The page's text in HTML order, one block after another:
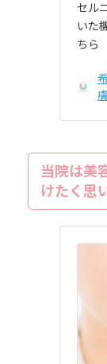
セル
いた
ちら
当院は美
けたく思